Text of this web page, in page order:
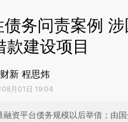
务问责案例 涉
款建设项目
新 程思炜
08月01日 19:04
资平台债务规模以后举借；由